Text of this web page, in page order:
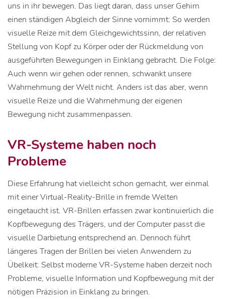
uns in ihr bewegen. Das liegt daran, dass unser Gehirn
einen ständigen Abgleich der Sinne vornimmt: So werden
visuelle Reize mit dem Gleichgewichtssinn, der relativen
Stellung von Kopf zu Körper oder der Rückmeldung von
ausgeführten Bewegungen in Einklang gebracht. Die Folge:
Auch wenn wir gehen oder rennen, schwankt unsere
Wahrnehmung der Welt nicht. Anders ist das aber, wenn
visuelle Reize und die Wahrnehmung der eigenen
Bewegung nicht zusammenpassen.
VR-Systeme haben noch
Probleme
Diese Erfahrung hat vielleicht schon gemacht, wer einmal
mit einer Virtual-Reality-Brille in fremde Welten
eingetaucht ist. VR-Brillen erfassen zwar kontinuierlich die
Kopfbewegung des Trägers, und der Computer passt die
visuelle Darbietung entsprechend an. Dennoch führt
längeres Tragen der Brillen bei vielen Anwendern zu
Übelkeit: Selbst moderne VR-Systeme haben derzeit noch
Probleme, visuelle Information und Kopfbewegung mit der
nötigen Präzision in Einklang zu bringen.